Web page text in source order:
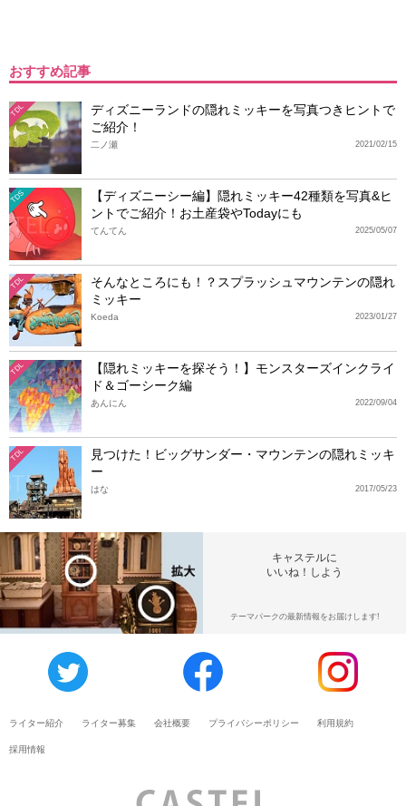
おすすめ記事
TDL
ディズニーランドの隠れミッキーを写真つきヒントで
ご紹介！
2021/02/15
二ノ瀬
TDS
【ディズニーシー編】隠れミッキー42種類を写真&ヒ
ントでご紹介！お土産袋やTodayにも
2025/05/07
てんてん
TDL
そんなところにも！？スプラッシュマウンテンの隠れ
ミッキー
2023/01/27
Koeda
TDL
【隠れミッキーを探そう！】モンスターズインクライ
ド＆ゴーシーク編
2022/09/04
あんにん
TDL
見つけた！ビッグサンダー・マウンテンの隠れミッキ
ー
2017/05/23
はな
キャステルに
いいね！しよう
テーマパークの最新情報をお届けします!
ライター紹介 ライター募集 会社概要 プライバシーポリシー 利用規約
採用情報